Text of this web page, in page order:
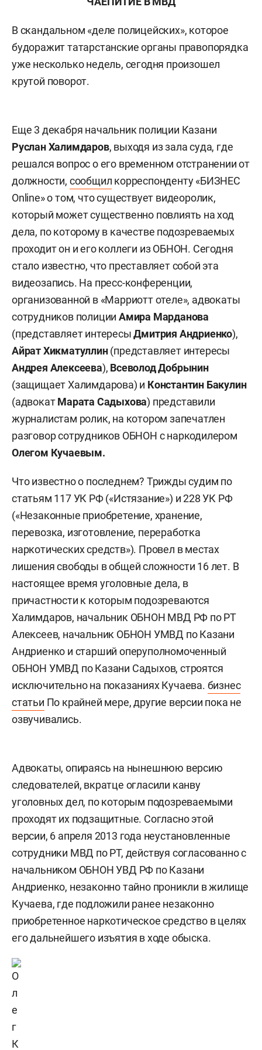
В скандальном «деле полицейских», которое
будоражит татарстанские органы правопорядка
уже несколько недель, сегодня произошел
крутой поворот.
Еще 3 декабря начальник полиции Казани
Руслан Халимдаров, выходя из зала суда, где
решался вопрос о его временном отстранении от
должности, сообщил корреспонденту «БИЗНЕС
Online» о том, что существует видеоролик,
который может существенно повлиять на ход
дела, по которому в качестве подозреваемых
проходит он и его коллеги из ОБНОН. Сегодня
стало известно, что преставляет собой эта
видеозапись. На пресс-конференции,
организованной в «Марриотт отеле», адвокаты
сотрудников полицииАмира Марданова
(представляет интересыДмитрия Андриенко),
Айрат Хикматуллин(представляет интересы
Андрея Алексеева), Всеволод Добрынин
(защищает Халимдарова) и Константин Бакулин
(адвокатМарата Садыхова) представили
журналистам ролик, на котором запечатлен
разговор сотрудников ОБНОН с наркодилером
Олегом Кучаевым.
Что известно о последнем? Трижды судим по
статьям 117 УК РФ («Истязание») и 228 УК РФ
(«Незаконные приобретение, хранение,
перевозка, изготовление, переработка
наркотических средств»). Провел в местах
лишения свободы в общей сложности 16 лет. В
настоящее время уголовные дела, в
причастности к которым подозреваются
Халимдаров, начальник ОБНОН МВД РФ по РТ
Алексеев, начальник ОБНОН УМВД по Казани
Андриенко и старший оперуполномоченный
ОБНОН УМВД по Казани Садыхов, строятся
исключительно на показаниях Кучаева. бизнес
статьи По крайней мере, другие версии пока не
озвучивались.
Адвокаты, опираясь на нынешнюю версию
следователей, вкратце огласили канву
уголовных дел, по которым подозреваемыми
проходят их подзащитные. Согласно этой
версии, 6 апреля 2013 года неустановленные
сотрудники МВД по РТ, действуя согласованно с
начальником ОБНОН УВД РФ по Казани
Андриенко, незаконно тайно проникли в жилище
Кучаева, где подложили ранее незаконно
приобретенное наркотическое средство в целях
его дальнейшего изъятия в ходе обыска.